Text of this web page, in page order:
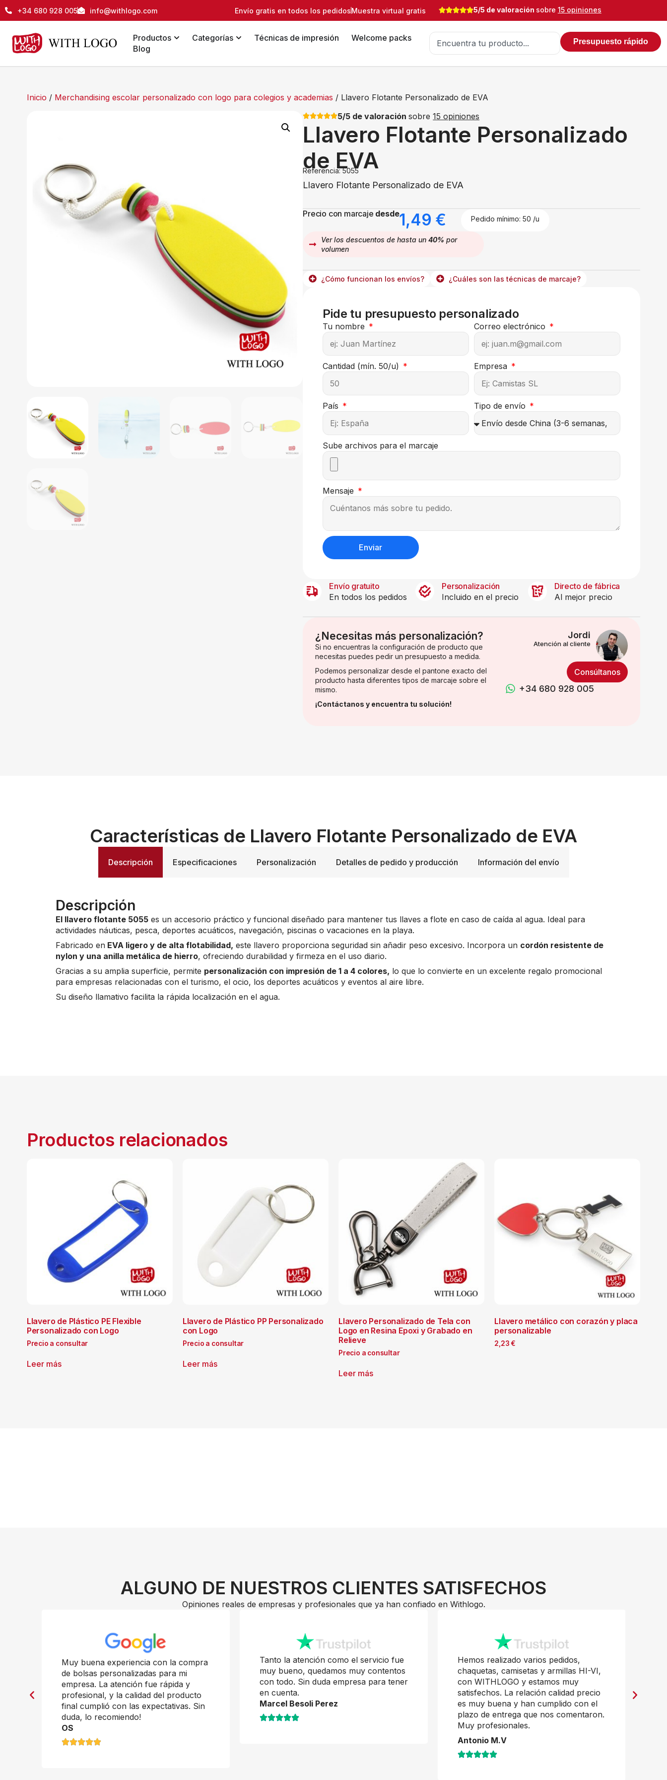
+34 680 928 005 info@withlogo.com Envío gratis en todos los pedidosMuestra virtual gratis 5/5 de valoración sobre 15 opiniones
Productos Categorías Técnicas de impresión
Welcome packs
Blog
Presupuesto rápido
Inicio / Merchandising escolar personalizado con logo para colegios y academias / Llavero Flotante Personalizado de EVA
5/5 de valoraciónsobre15 opiniones
Llavero Flotante Personalizado
de EVA
Referencia: 5055
Llavero Flotante Personalizado de EVA
Precio con marcaje desde1,49 € Pedido mínimo: 50 /u
Ver los descuentos de hasta un40% por
volumen
¿Cómo funcionan los envíos? ¿Cuáles son las técnicas de marcaje?
Pide tu presupuesto personalizado
Tu nombre Correo electrónico
Cantidad (mín. 50/u) Empresa
País Tipo de envío
Sube archivos para el marcaje
Mensaje
Enviar
Envío gratuito
En todos los pedidos
Personalización
Incluido en el precio
Directo de fábrica
Al mejor precio
¿Necesitas más personalización?
Si no encuentras la configuración de producto que
necesitas puedes pedir un presupuesto a medida.
Podemos personalizar desde el pantone exacto del
producto hasta diferentes tipos de marcaje sobre el
mismo.
¡Contáctanos y encuentra tu solución!
Jordi
Atención al cliente
Consúltanos
+34 680 928 005
Características de Llavero Flotante Personalizado de EVA
Descripción Especificaciones Personalización Detalles de pedido y producción Información del envío
Descripción
El llavero flotante 5055 es un accesorio práctico y funcional diseñado para mantener tus llaves a flote en caso de caída al agua. Ideal para
actividades náuticas, pesca, deportes acuáticos, navegación, piscinas o vacaciones en la playa.
Fabricado en EVA ligero y de alta flotabilidad, este llavero proporciona seguridad sin añadir peso excesivo. Incorpora un cordón resistente de
nylon y una anilla metálica de hierro, ofreciendo durabilidad y firmeza en el uso diario.
Gracias a su amplia superficie, permite personalización con impresión de 1 a 4 colores, lo que lo convierte en un excelente regalo promocional
para empresas relacionadas con el turismo, el ocio, los deportes acuáticos y eventos al aire libre.
Su diseño llamativo facilita la rápida localización en el agua.
Productos relacionados
Llavero de Plástico PE Flexible
Personalizado con Logo
Precio a consultar
Leer más
Llavero de Plástico PP Personalizado
con Logo
Precio a consultar
Leer más
Llavero Personalizado de Tela con
Logo en Resina Epoxi y Grabado en
Relieve
Precio a consultar
Leer más
Llavero metálico con corazón y placa
personalizable
2,23 €
ALGUNO DE NUESTROS CLIENTES SATISFECHOS
Opiniones reales de empresas y profesionales que ya han confiado en Withlogo.
Muy buena experiencia con la compra
de bolsas personalizadas para mi
empresa. La atención fue rápida y
profesional, y la calidad del producto
final cumplió con las expectativas. Sin
duda, lo recomiendo!
OS
Tanto la atención como el servicio fue
muy bueno, quedamos muy contentos
con todo. Sin duda empresa para tener
en cuenta.
Marcel Besoli Perez
Hemos realizado varios pedidos,
chaquetas, camisetas y armillas HI-VI,
con WITHLOGO y estamos muy
satisfechos. La relación calidad precio
es muy buena y han cumplido con el
plazo de entrega que nos comentaron.
Muy profesionales.
Antonio M.V